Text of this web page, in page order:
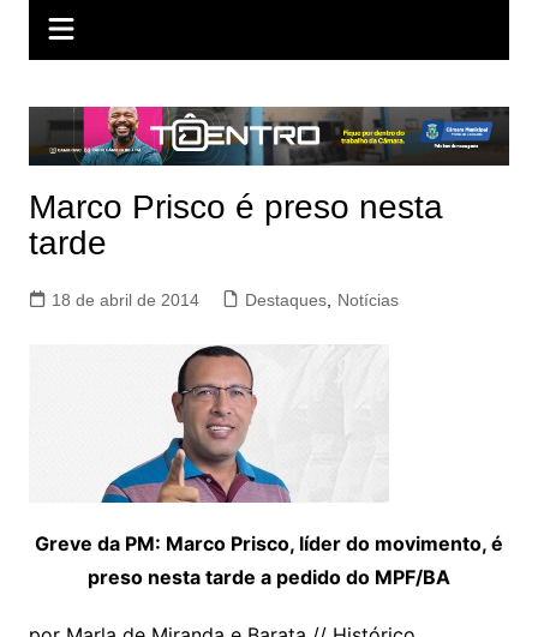
Marco Prisco é preso nesta
tarde
18 de abril de 2014 Destaques, Notícias
Greve da PM: Marco Prisco, líder do movimento, é
preso nesta tarde a pedido do MPF/BA